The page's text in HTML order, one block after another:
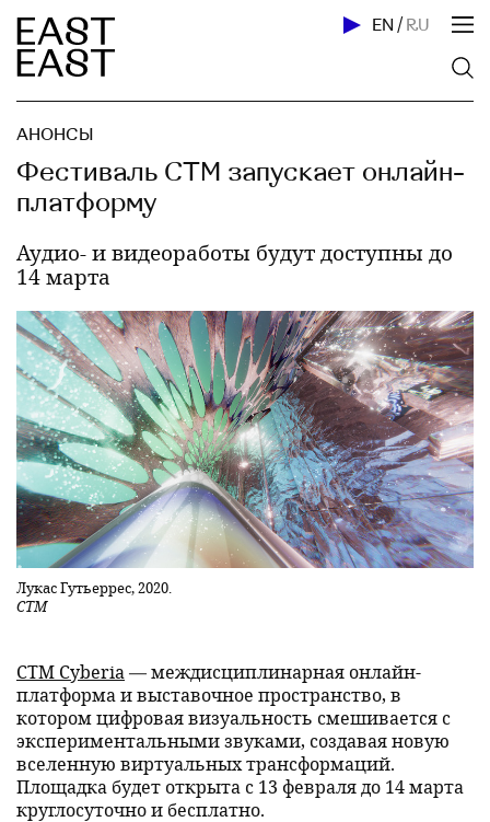
EN / RU
АНОНСЫ
Фестиваль CTM запускает онлайн-
платформу
Аудио- и видеоработы будут доступны до
14 марта
Лукас Гутьеррес, 2020.
CTM
CTM Cyberia — междисциплинарная онлайн-
платформа и выставочное пространство, в
котором цифровая визуальность смешивается с
экспериментальными звуками, создавая новую
вселенную виртуальных трансформаций.
Площадка будет открыта с 13 февраля до 14 марта
круглосуточно и бесплатно.